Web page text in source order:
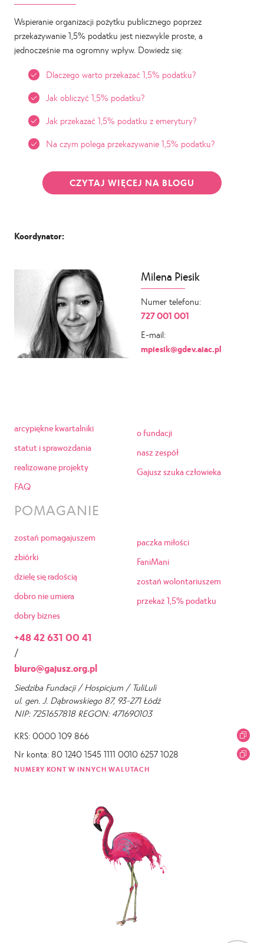
Wspieranie organizacji pożytku publicznego poprzez
przekazywanie 1,5% podatku jest niezwykle proste, a
jednocześnie ma ogromny wpływ. Dowiedz się:
Dlaczego warto przekazać 1,5% podatku?
Jak obliczyć 1,5% podatku?
Jak przekazać 1,5% podatku z emerytury?
Na czym polega przekazywanie 1,5% podatku?
CZYTAJ WIĘCEJ NA BLOGU
Koordynator:
Milena Piesik
Numer telefonu:
727 001 001
E-mail:
mpiesik@gdev.aiac.pl
arcypiękne kwartalniki
statut i sprawozdania
realizowane projekty
FAQ
o fundacji
nasz zespół
Gajusz szuka człowieka
POMAGANIE
zostań pomagajuszem
zbiórki
dzielę się radością
dobro nie umiera
dobry biznes
paczka miłości
FaniMani
zostań wolontariuszem
przekaż 1,5% podatku
+48 42 631 00 41
/
biuro@gajusz.org.pl
Siedziba Fundacji / Hospicjum / TuliLuli
ul. gen. J. Dąbrowskiego 87, 93-271 Łódź
NIP: 7251657818 REGON: 471690103
KRS: 0000 109 866
Nr konta: 80 1240 1545 1111 0010 6257 1028
NUMERY KONT W INNYCH WALUTACH